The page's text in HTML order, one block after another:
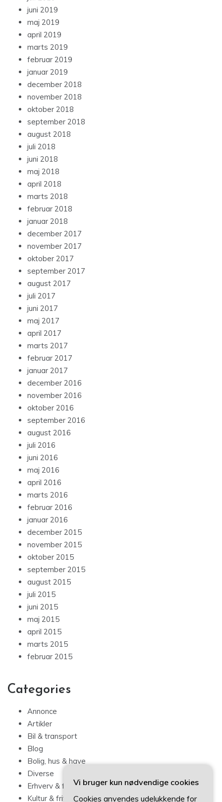
juni 2019
maj 2019
april 2019
marts 2019
februar 2019
januar 2019
december 2018
november 2018
oktober 2018
september 2018
august 2018
juli 2018
juni 2018
maj 2018
april 2018
marts 2018
februar 2018
januar 2018
december 2017
november 2017
oktober 2017
september 2017
august 2017
juli 2017
juni 2017
maj 2017
april 2017
marts 2017
februar 2017
januar 2017
december 2016
november 2016
oktober 2016
september 2016
august 2016
juli 2016
juni 2016
maj 2016
april 2016
marts 2016
februar 2016
januar 2016
december 2015
november 2015
oktober 2015
september 2015
august 2015
juli 2015
juni 2015
maj 2015
april 2015
marts 2015
februar 2015
Categories
Annonce
Artikler
Bil & transport
Blog
Bolig, hus & have
Diverse
Erhverv & forbrug
Kultur & fritid
Vi bruger kun nødvendige cookies
Cookies anvendes udelukkende for